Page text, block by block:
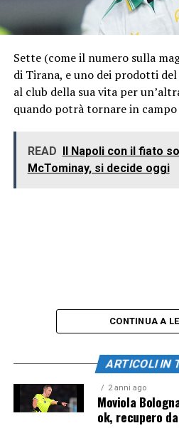
Sette (come il numero sulla
di Tirana, e uno dei prodotti
al club della sua vita per
quando potrà tornare in campo
READ Il Napoli con il fiato
McTominay, si decide oggi
CONTINUA A
ARTICOLI IN
2 anni ago
Moviola
ok, recupero